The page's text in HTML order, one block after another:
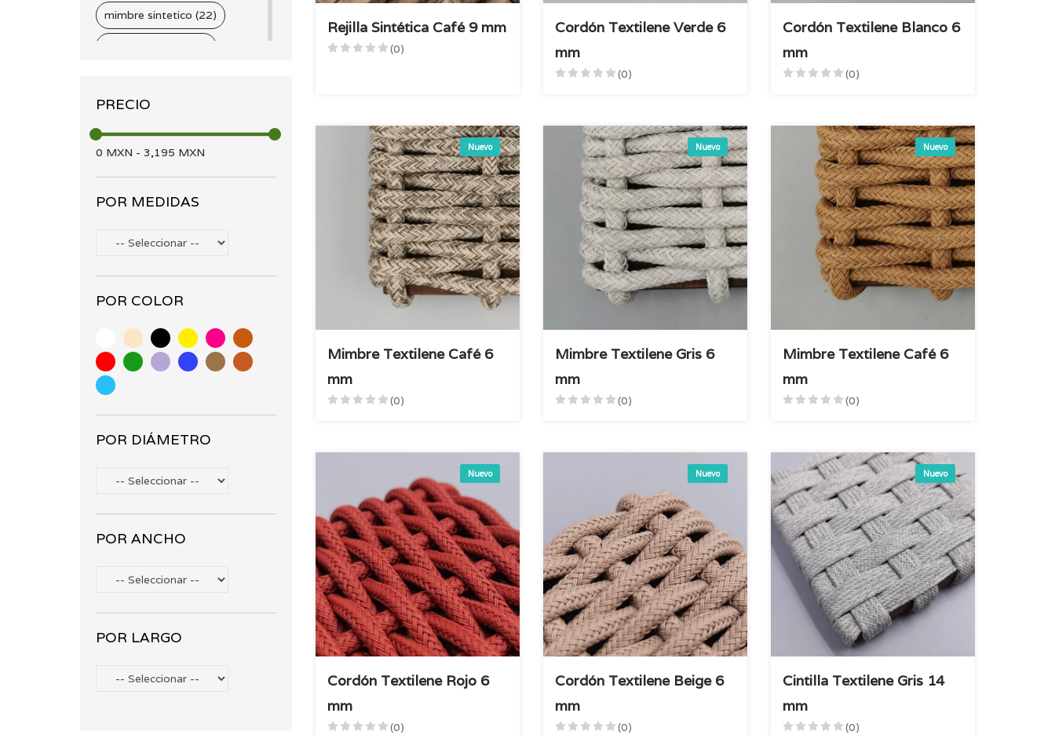
mimbre sintetico (22)
mimbre pe (17)
Accesorios (15)
PRECIO
0 MXN - 3,195 MXN
POR MEDIDAS
POR COLOR
POR DIÁMETRO
POR ANCHO
POR LARGO
Rejilla Sintética Café 9 mm
(0)
Cordón Textilene Verde 6
mm
(0)
Cordón Textilene Blanco 6
mm
(0)
Nuevo
Mimbre Textilene Café 6
mm
(0)
Nuevo
Mimbre Textilene Gris 6
mm
(0)
Nuevo
Mimbre Textilene Café 6
mm
(0)
Nuevo
Cordón Textilene Rojo 6
mm
(0)
Nuevo
Cordón Textilene Beige 6
mm
(0)
Nuevo
Cintilla Textilene Gris 14
mm
(0)